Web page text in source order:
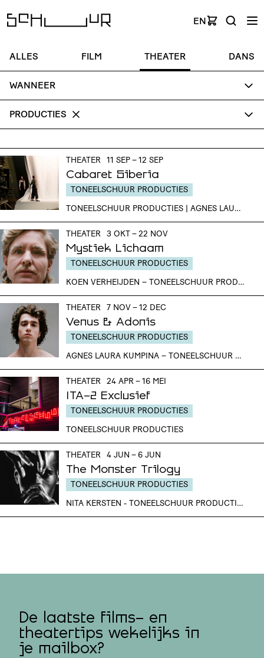
EN
ALLES FILM THEATER DANS
WANNEER
PRODUCTIES
THEATER 11 SEP – 12 SEP
Cabaret Siberia
TONEELSCHUUR PRODUCTIES
TONEELSCHUUR PRODUCTIES | AGNES LAURA KUMPINA
THEATER 3 OKT – 22 NOV
Mystiek Lichaam
TONEELSCHUUR PRODUCTIES
KOEN VERHEIJDEN – TONEELSCHUUR PRODUCTIES
THEATER 7 NOV – 12 DEC
Venus & Adonis
TONEELSCHUUR PRODUCTIES
AGNES LAURA KUMPINA – TONEELSCHUUR PRODUCTIES
THEATER 24 APR – 16 MEI
ITA-2 Exclusief
TONEELSCHUUR PRODUCTIES
TONEELSCHUUR PRODUCTIES
THEATER 4 JUN – 6 JUN
The Monster Trilogy
TONEELSCHUUR PRODUCTIES
NITA KERSTEN - TONEELSCHUUR PRODUCTIES, DE NATIONALE OPERA, RIGHTABOUTNOW INC.
De laatste films- en
theatertips wekelijks in
je mailbox?